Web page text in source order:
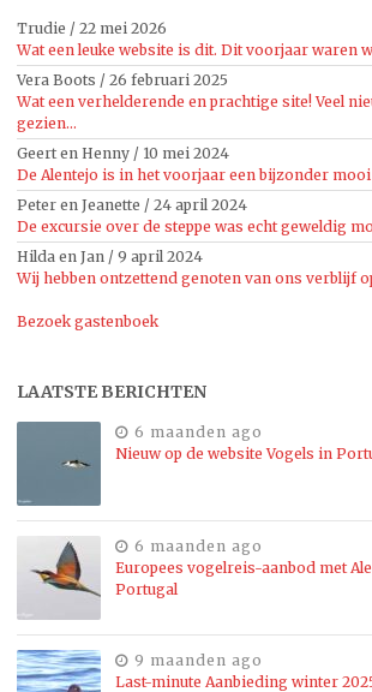
Trudie / 22 mei 2026
Wat een leuke website is dit. Dit voorjaar waren
Vera Boots / 26 februari 2025
Wat een verhelderende en prachtige site! Veel
gezien...
Geert en Henny / 10 mei 2024
De Alentejo is in het voorjaar een bijzonder mooi
Peter en Jeanette / 24 april 2024
De excursie over de steppe was echt geweldig
Hilda en Jan / 9 april 2024
Wij hebben ontzettend genoten van ons verblijf
Bezoek gastenboek
LAATSTE BERICHTEN
6 maanden ago
Nieuw op de website Vogels in
6 maanden ago
Europees vogelreis-aanbod met
Portugal
9 maanden ago
Last-minute Aanbieding winter